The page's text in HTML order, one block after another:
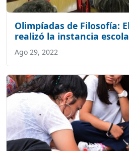
Olimpíadas de Filosofía:
realizó la instancia
Ago 29, 2022